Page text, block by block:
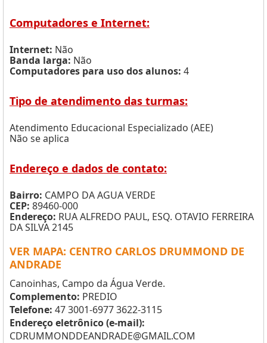
Computadores e Internet:
Internet: Não
Banda larga: Não
Computadores para uso dos alunos: 4
Tipo de atendimento das turmas:
Atendimento Educacional Especializado (AEE)
Não se aplica
Endereço e dados de contato:
Bairro: CAMPO DA AGUA VERDE
CEP: 89460-000
Endereço: RUA ALFREDO PAUL, ESQ. OTAVIO FERREIRA
DA SILVA 2145
VER MAPA: CENTRO CARLOS DRUMMOND DE
ANDRADE
Canoinhas, Campo da Água Verde.
Complemento: PREDIO
Telefone: 47 3001-6977 3622-3115
Endereço eletrônico (e-mail):
CDRUMMONDDEANDRADE@GMAIL.COM